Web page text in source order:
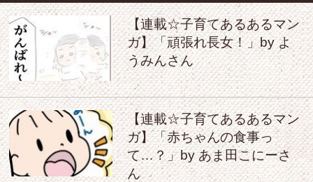
【連載☆子育てあるあるマン
ガ】「頑張れ長女！」by よ
うみんさん
【連載☆子育てあるあるマン
ガ】「赤ちゃんの食事っ
て…？」by あま田こにーさ
ん